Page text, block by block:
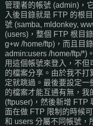
管理者的帳號 (admin)，
入後目錄就是 FTP 的根
號 (samba, mldonkey,
(users)，整個 FTP 根目
g+w /home/ftp)，而且目
admin:users /home/ftp/*)
用這個帳號來登入，不但
的檔案分享。由於我不打
定就跳過。最後要設定一
的檔案才能互通有無，我
(ftpuser)，然後新增 FTP
面在做 FTP 限制的時候
和 users 分屬不同帳號，